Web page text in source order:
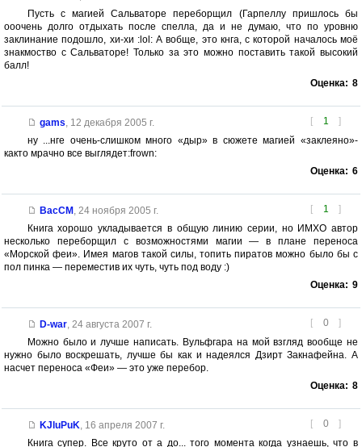
Пусть с магией Сальваторе переборщил (Гарпеллу пришлось бы
ооочень долго отдыхать после спелла, да и не думаю, что по уровню
заклинание подошло, хи-хи :lol: А вобще, это кнга, с которой началось моё
знакмоство с Сальваторе! Только за это можно поставить такой высокий
балл!
Оценка: 8
[ 1 ]
gams 12 декабря 2005 г.
ну ...нге очень-слишком много «дыр» в сюжете магией «заклеяно»-
както мрачно все выглядет:frown:
Оценка: 6
[ 1 ]
BacCM, 24 ноября 2005 г.
Книга хорошо укладывается в общую линию серии, но ИМХО автор
несколько переборщил с возможностями магии — в плане переноса
«Морской феи». Имея магов такой силы, топить пиратов можно было бы с
пол пинка — переместив их чуть, чуть под воду :)
Оценка: 9
[ 0 ]
D-war, 24 августа 2007 г.
Можно было и лучше написать. Вульфгара на мой взгляд вообще не
нужно было воскрешать, лучше бы как и надеялся Дзирт Закнафейна. А
насчет переноса «Феи» — это уже перебор.
Оценка: 8
[ 0 ]
KJluPuK 16 апреля 2007 г.
Книга супер. Все круто от а до... того момента когда узнаешь, что в